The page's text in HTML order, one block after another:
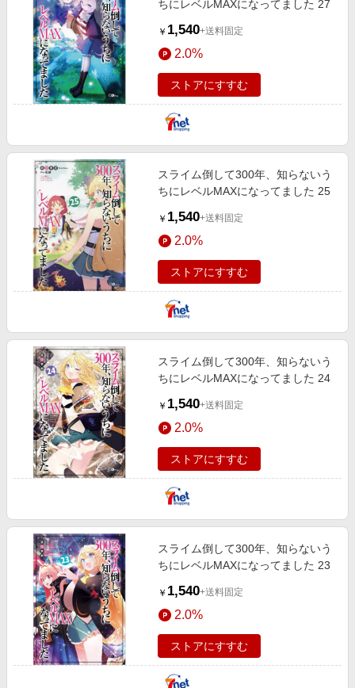
ちにレベルMAXになってました 27
￥ 1,540+送料固定
2.0%
ストアにすすむ
スライム倒して300年、知らないう
ちにレベルMAXになってました 25
￥ 1,540+送料固定
2.0%
ストアにすすむ
スライム倒して300年、知らないう
ちにレベルMAXになってました 24
￥ 1,540+送料固定
2.0%
ストアにすすむ
スライム倒して300年、知らないう
ちにレベルMAXになってました 23
￥ 1,540+送料固定
2.0%
ストアにすすむ